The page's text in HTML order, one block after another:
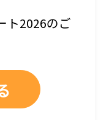
ト2026のご